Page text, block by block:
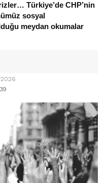
Türkiye’de CHP’nin
sosyal
meydan okumalar
2026